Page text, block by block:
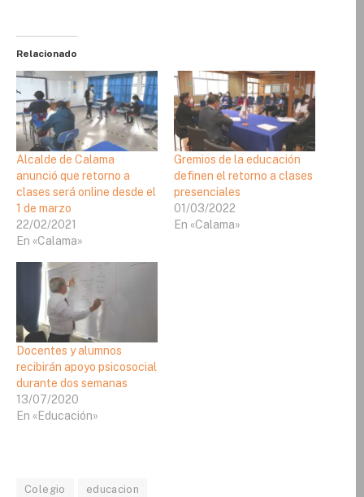
Relacionado
Alcalde de Calama
anunció que retorno a
clases será online desde el
1 de marzo
22/02/2021
En «Calama»
Gremios de la educación
definen el retorno a clases
presenciales
01/03/2022
En «Calama»
Docentes y alumnos
recibirán apoyo psicosocial
durante dos semanas
13/07/2020
En «Educación»
Colegio educacion